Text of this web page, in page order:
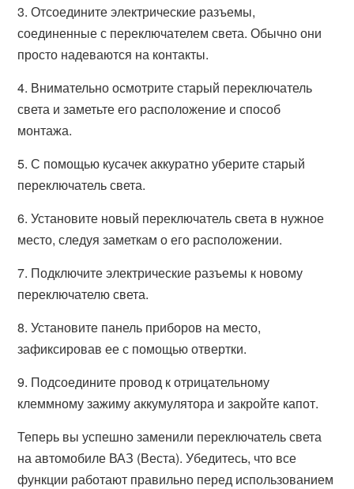
3. Отсоедините электрические разъемы,
соединенные с переключателем света. Обычно они
просто надеваются на контакты.
4. Внимательно осмотрите старый переключатель
света и заметьте его расположение и способ
монтажа.
5. С помощью кусачек аккуратно уберите старый
переключатель света.
6. Установите новый переключатель света в нужное
место, следуя заметкам о его расположении.
7. Подключите электрические разъемы к новому
переключателю света.
8. Установите панель приборов на место,
зафиксировав ее с помощью отвертки.
9. Подсоедините провод к отрицательному
клеммному зажиму аккумулятора и закройте капот.
Теперь вы успешно заменили переключатель света
на автомобиле ВАЗ (Веста). Убедитесь, что все
функции работают правильно перед использованием